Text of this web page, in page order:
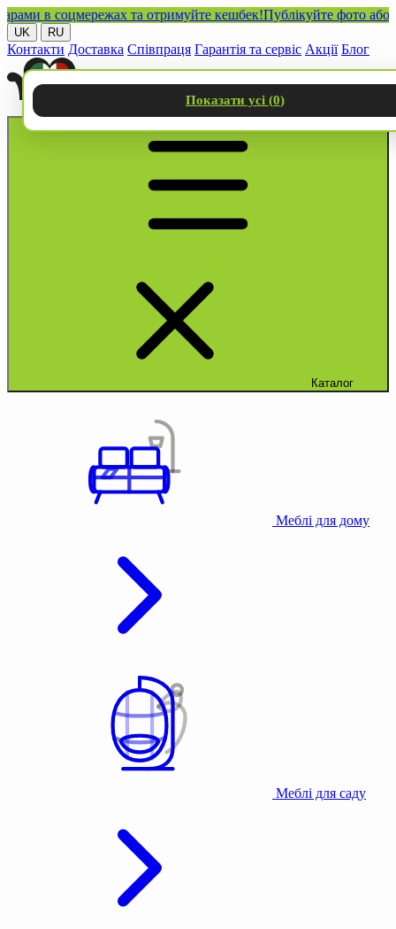
в соцмережах та отримуйте кешбек!Публікуйте фото або
UK RU
Контакти Доставка Співпраця Гарантія та сервіс Акції Блог
Каталог
Меблі для дому
Меблі для саду
Показати усі (0)